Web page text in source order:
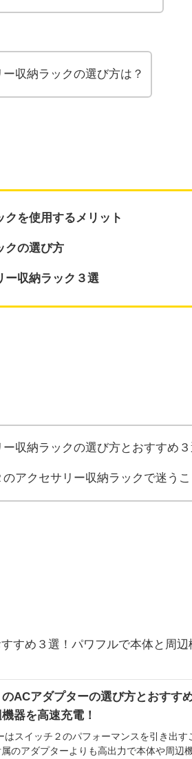
収納ラックの選び方は？
クを使用するメリット
クの選び方
ー収納ラック３選
収納ラックの選び方とおすすめ３
アクセサリー収納ラックで迷う
すめ３選！パワフルで本体と周辺
ACアダプターの選び方とおすす
器を高速充電！
はスイッチ２のパフォーマンスを引き出す
のアダプターよりも高出力で本体や周辺